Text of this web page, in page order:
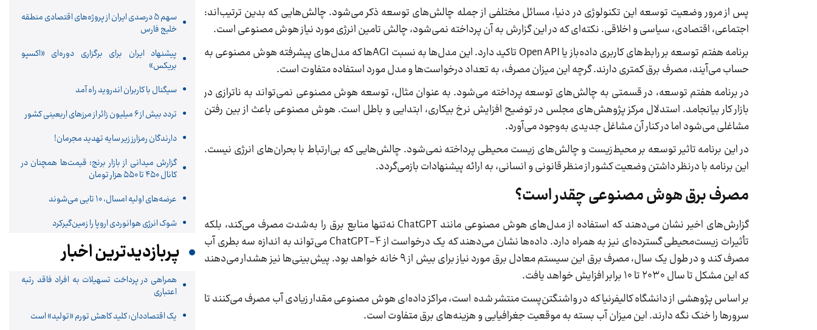
پس از مرور وضعیت توسعه این تکنولوژی در دنیا، مسائل مختلفی از جمله چالش‌های توسعه ذکر می‌شود. چالش‌هایی که بدین ترتیب‌اند:
اجتماعی، اقتصادی، سیاسی و اخلاقی. نکته‌ای که در این گزارش به آن پرداخته نمی‌شود، چالش تامین انرژی مورد نیاز هوش مصنوعی است.
برنامه هفتم توسعه بر رابط‌های کاربری داده‌باز یا Open API تاکید دارد. این مدل‌ها به نسبت AGIها که مدل‌های پیشرفته هوش مصنوعی به
حساب می‌آیند، مصرف برق کمتری دارند. گرچه این میزان مصرف، به تعداد درخواست‌ها و مدل مورد استفاده متفاوت است.
در برنامه هفتم توسعه، در قسمتی به چالش‌های توسعه پرداخته می‌شود. به عنوان مثال، توسعه هوش مصنوعی نمی‌تواند به ناترازی در
بازار کار بیانجامد. استدلال مرکز پژوهش‌های مجلس در توضیح افزایش نرخ بیکاری، ابتدایی و باطل است. هوش مصنوعی باعث از بین رفتن
مشاغلی می‌شود اما در کنار آن مشاغل جدیدی به‌وجود می‌‎آورد.
در این برنامه تاثیر توسعه بر محیط‌زیست و چالش‌های زیست محیطی پرداخته نمی‌شود. چالش‌هایی که بی‌ارتباط با بحران‌های انرژی نیست.
این برنامه با درنظر داشتن وضعیت کشور از منظر قانونی و انسانی، به ارائه پیشنهادات بازمی‌گردد.
مصرف برق هوش مصنوعی چقدر است؟
گزارش‌های اخیر نشان می‌دهند که استفاده از مدل‌های هوش مصنوعی مانند ChatGPT نه‌تنها منابع برق را به‌شدت مصرف می‌کند، بلکه
تأثیرات زیست‌محیطی گسترده‌ای نیز به همراه دارد. داده‌ها نشان می‌دهند که یک درخواست از ChatGPT-4 می‌تواند به اندازه‌ سه بطری آب
مصرف کند و در طول یک سال، مصرف برق این سیستم معادل برق مورد نیاز برای بیش از ۹ خانه خواهد بود. پیش‌بینی‌ها نیز هشدار می‌دهند
که این مشکل تا سال ۲۰۳۰ تا ۱۰ برابر افزایش خواهد یافت.
بر اساس پژوهشی از دانشگاه کالیفرنیا که در واشنگتن‌پست منتشر شده است، مراکز داده‌ای هوش مصنوعی مقدار زیادی آب مصرف می‌کنند تا
سرورها را خنک نگه دارند. این میزان آب بسته به موقعیت جغرافیایی و هزینه‌های برق متفاوت است.
سهم 5 درصدی ایران از پروژه‌های اقتصادی منطقه
خلیج فارس
پیشنهاد ایران برای برگزاری دوره‌ای «اکسپو
بریکس»
سیگنال با کاربران اندروید راه آمد
تردد بیش از ۶ میلیون زائر از مرزهای اربعینی کشور
دارندگان رمزارز زیر سایه تهدید مجرمان!
گزارش میدانی از بازار برنج؛ قیمت‌ها همچنان در
کانال ۴۵۰ تا ۵۵۰ هزار تومان
عرضه‌های اولیه امسال، 10 تایی می‌شوند
شوک انرژی هوانوردی اروپا را زمین‌گیر‌کرد
پربازدیدترین اخبار
همراهی در پرداخت تسهیلات به افراد فاقد رتبه
اعتباری
یک اقتصاددان: کلید کاهش تورم «تولید» است